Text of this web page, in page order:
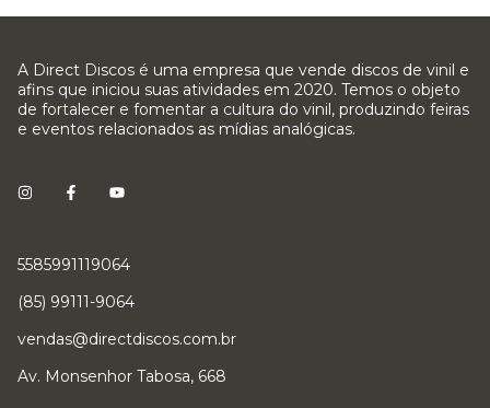
A Direct Discos é uma empresa que vende discos de vinil e
afins que iniciou suas atividades em 2020. Temos o objeto
de fortalecer e fomentar a cultura do vinil, produzindo feiras
e eventos relacionados as mídias analógicas.
5585991119064
(85) 99111-9064
vendas@directdiscos.com.br
Av. Monsenhor Tabosa, 668